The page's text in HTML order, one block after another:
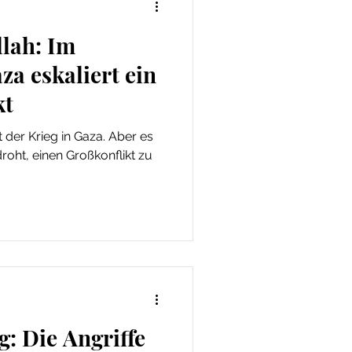
Im
eskaliert ein
Krieg in Gaza. Aber es
einen Großkonflikt zu
Die Angriffe